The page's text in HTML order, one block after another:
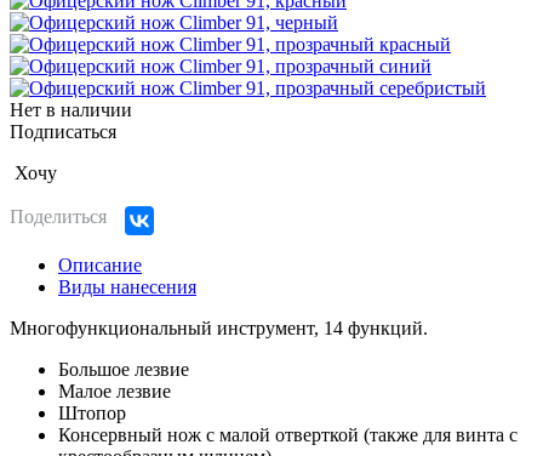
Нет в наличии
Подписаться
Хочу
Поделиться
Описание
Виды нанесения
Многофункциональный инструмент, 14 функций.
Большое лезвие
Малое лезвие
Штопор
Консервный нож с малой отверткой (также для винта с